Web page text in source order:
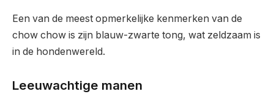
Een van de meest opmerkelijke kenmerken van de
chow chow is zijn blauw-zwarte tong, wat zeldzaam is
in de hondenwereld.
Leeuwachtige manen